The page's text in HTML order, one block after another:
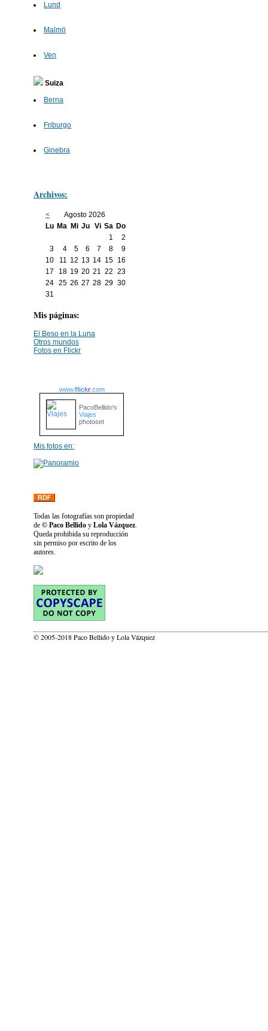
Lund
Malmö
Ven
Suiza
Berna
Friburgo
Ginebra
Archivos:
<
Agosto 2026
Lu Ma Mi Ju Vi Sa Do
1
2
3
4 5 6 7 8
9
10
11 12 13 14 15 16
17
18 19 20 21 22 23
24 25 26 27 28 29 30
31
Mis páginas:
El Beso en la Luna
Otros mundos
Fotos en Flickr
www.flickr.com
PacoBellido's
Viajes
photoset
Mis fotos en:
Todas las fotografías son propiedad
de© Paco BellidoyLola Vázquez
Queda prohibida su reproducción
sin permiso por escrito de los